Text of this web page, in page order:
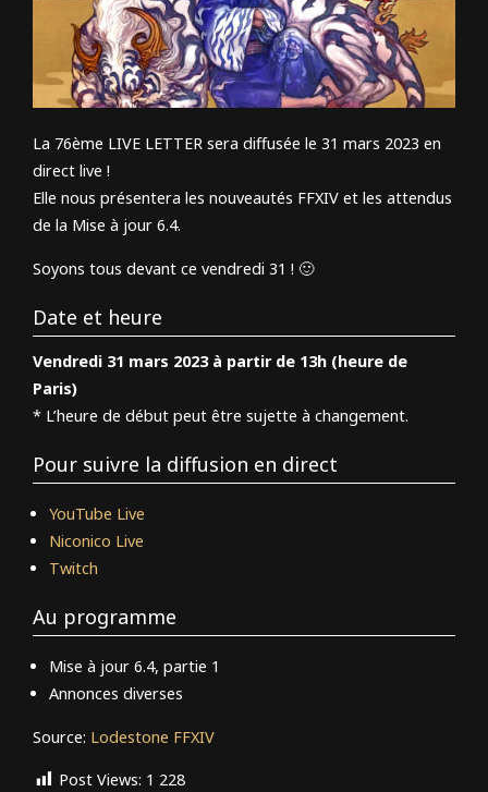
La 76ème LIVE LETTER sera diffusée le 31 mars 2023 en
direct live !
Elle nous présentera les nouveautés FFXIV et les attendus
de la Mise à jour 6.4.
Soyons tous devant ce vendredi 31 ! 🙂
Date et heure
Vendredi 31 mars 2023 à partir de 13h (heure de
Paris)
* L’heure de début peut être sujette à changement.
Pour suivre la diffusion en direct
YouTube Live
Niconico Live
Twitch
Au programme
Mise à jour 6.4, partie 1
Annonces diverses
Source: Lodestone FFXIV
Post Views: 1 228